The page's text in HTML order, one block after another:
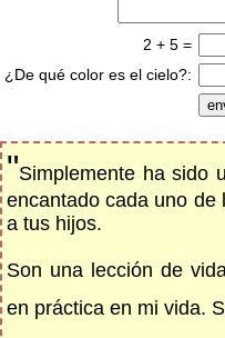
2 + 5 =
¿De qué color es el cielo?:
"Simplemente ha sido
encantado cada uno de
a tus hijos.
Son una lección de
en práctica en mi vida.